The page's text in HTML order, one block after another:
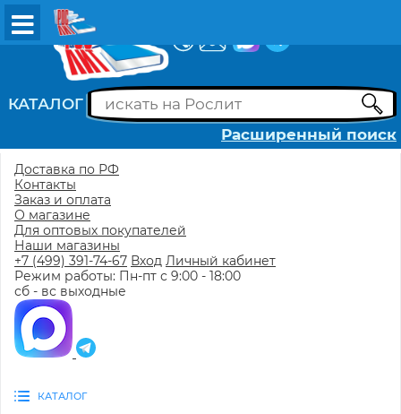
КАТАЛОГ
Расширенный поиск
Доставка по РФ
Контакты
Заказ и оплата
О магазине
Для оптовых покупателей
Наши магазины
+7 (499) 391-74-67 Вход Личный кабинет
Режим работы: Пн-пт с 9:00 - 18:00
сб - вс выходные
КАТАЛОГ